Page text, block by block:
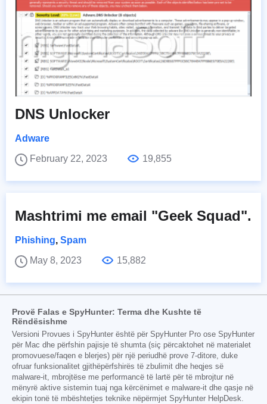
DNS Unlocker
Adware
February 22, 2023
19,855
Mashtrimi me email "Geek Squad".
Phishing, Spam
May 8, 2023
15,882
Provë Falas e SpyHunter: Terma dhe Kushte të
Rëndësishme
Versioni Provues i SpyHunter është për SpyHunter Pro ose SpyHunter
për Mac dhe përfshin pajisje të shumta (siç përcaktohet në materialet
promovuese/faqen e blerjes) për një periudhë prove 7-ditore, duke
ofruar funksionalitet gjithëpërfshirës të zbulimit dhe heqjes së
malware-it, mbrojtëse me performancë të lartë për të mbrojtur në
mënyrë aktive sistemin tuaj nga kërcënimet e malware-it dhe qasje në
ekipin tonë të mbështetjes teknike nëpërmjet SpyHunter HelpDesk.